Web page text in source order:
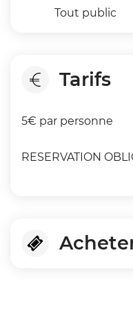
Tout public
Tarifs
5€ par personne
RESERVATION